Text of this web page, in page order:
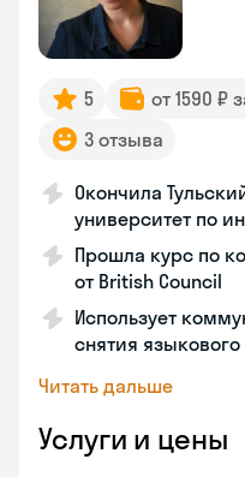
5 от 1590 ₽
3 отзыва
Окончила
университет по
Прошла курс по
от British Council
Использует
снятия
Читать дальше
Услуги и цены